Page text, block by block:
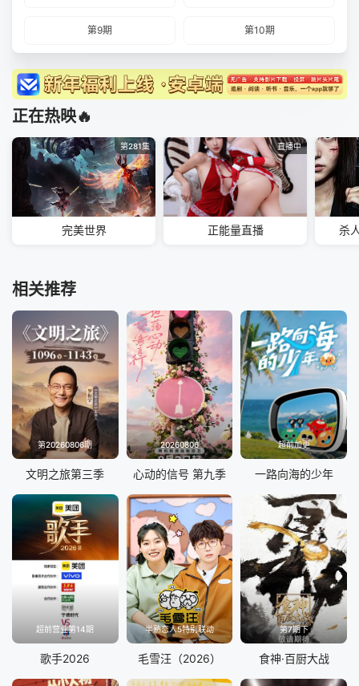
第9期 第10期
正在热映🔥
第281集
完美世界
直播中
正能量直播 杀
相关推荐
第20260806期
文明之旅第三季
20260806
心动的信号 第九季
超前加更
一路向海的少年
超前营业第14期
歌手2026
半熟恋人5特别联动
毛雪汪（2026）
第7期下
食神·百厨大战